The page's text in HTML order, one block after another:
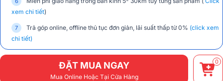
xem chi tiết)
Trả góp online, offline thủ tục đơn giản, lãi suất thấp từ 0% (click xem
chi tiết)
ĐẶT MUA NGAY
Mua Online Hoặc Tại Cửa Hàng
0